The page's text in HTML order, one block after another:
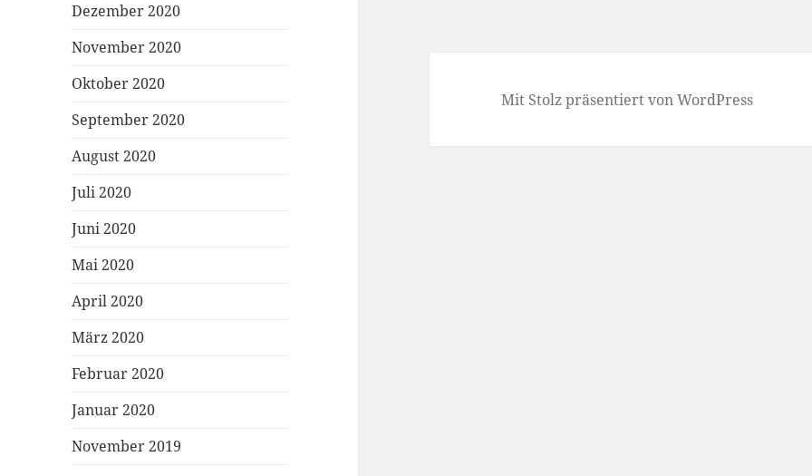
Dezember 2020
November 2020
Oktober 2020
September 2020
August 2020
Juli 2020
Juni 2020
Mai 2020
April 2020
März 2020
Februar 2020
Januar 2020
November 2019
Mit Stolz präsentiert von WordPress